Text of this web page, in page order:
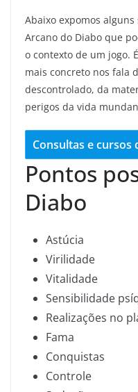
Abaixo expomos
Arcano do Diabo que
o contexto de um jogo.
mais concreto nos fala
descontrolado, da
perigos da vida
Consultas e cursos
Pontos
Diabo
Astúcia
Virilidade
Vitalidade
Sensibilidade
Realizações no
Fama
Conquistas
Controle